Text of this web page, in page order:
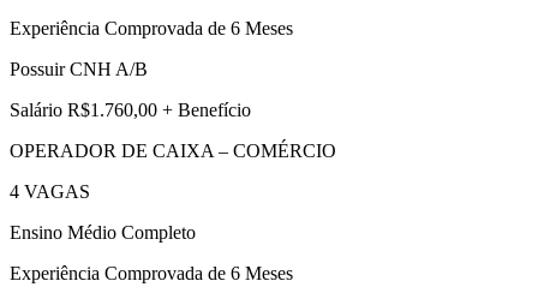
Experiência Comprovada de 6 Meses
Possuir CNH A/B
Salário R$1.760,00 + Benefício
OPERADOR DE CAIXA – COMÉRCIO
4 VAGAS
Ensino Médio Completo
Experiência Comprovada de 6 Meses